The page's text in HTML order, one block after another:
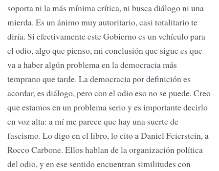
soporta ni la más mínima crítica, ni busca diálogo ni una
mierda. Es un ánimo muy autoritario, casi totalitario te
diría. Si efectivamente este Gobierno es un vehículo para
el odio, algo que pienso, mi conclusión que sigue es que
va a haber algún problema en la democracia más
temprano que tarde. La democracia por definición es
acordar, es diálogo, pero con el odio eso no se puede. Creo
que estamos en un problema serio y es importante decirlo
en voz alta: a mí me parece que hay una suerte de
fascismo. Lo digo en el libro, lo cito a Daniel Feierstein, a
Rocco Carbone. Ellos hablan de la organización política
del odio, y en ese sentido encuentran similitudes con